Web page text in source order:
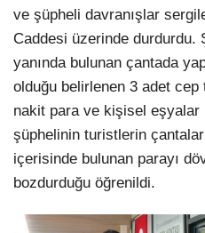
ve şüpheli davranışlar
Caddesi üzerinde durdurdu.
yanında bulunan çantada
olduğu belirlenen 3 adet
nakit para ve kişisel eşyalar
şüphelinin turistlerin
içerisinde bulunan parayı
bozdurduğu öğrenildi.